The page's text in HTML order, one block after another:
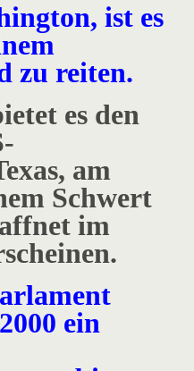
ist es
zu reiten.
es den
am
Schwert
im
ein